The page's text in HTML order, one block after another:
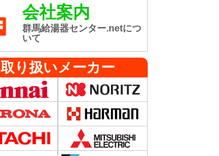
会社案内
群馬給湯器センター.netにつ
いて
取り扱いメーカー